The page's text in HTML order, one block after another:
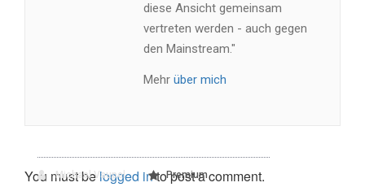
Michael Vaupel Premium
diese Ansicht gemeinsam
vertreten werden - auch gegen
den Mainstream."
Mehr über mich
You must belogged into post a comment.